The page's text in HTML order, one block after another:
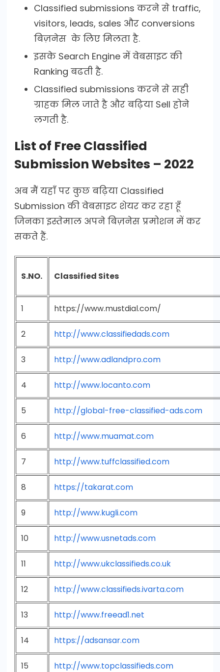
Classified submissions करने से traffic,
visitors, leads, sales और conversions
बिज़नेस के लिए मिलता है.
इसके Search Engine में वेबसाइट की
Ranking बढती है.
Classified submissions करने से सही
ग्राहक मिल जाते है और बढ़िया Sell होने
लगती है.
List of Free Classified
Submission Websites – 2022
अब मैं यहाँ पर कुछ बढ़िया Classified
Submission की वेबसाइट शेयर कर रहा हूँ
जिनका इस्तेमाल अपने बिज़नेस प्रमोशन में कर
सकते हैं.
S.NO. Classified Sites
1 https://www.mustdial.com/
2 http://www.classifiedads.com
3 http://www.adlandpro.com
4 http://www.locanto.com
5 http://global-free-classified-ads.com
6 http://www.muamat.com
7 http://www.tuffclassified.com
8 https://takarat.com
9 http://www.kugli.com
10 http://www.usnetads.com
11 http://www.ukclassifieds.co.uk
12 http://www.classifieds.ivarta.com
13 http://www.freead1.net
14 https://adsansar.com
15 http://www.topclassifieds.com